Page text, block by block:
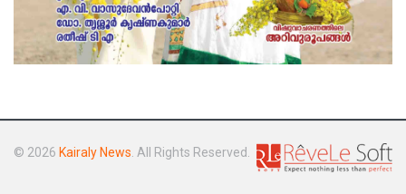
© 2026 Kairaly News . All Rights Reserved.